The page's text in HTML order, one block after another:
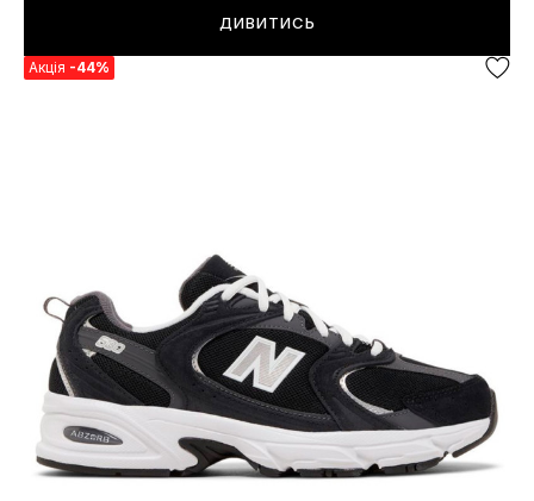
ДИВИТИСЬ
Акція -44%